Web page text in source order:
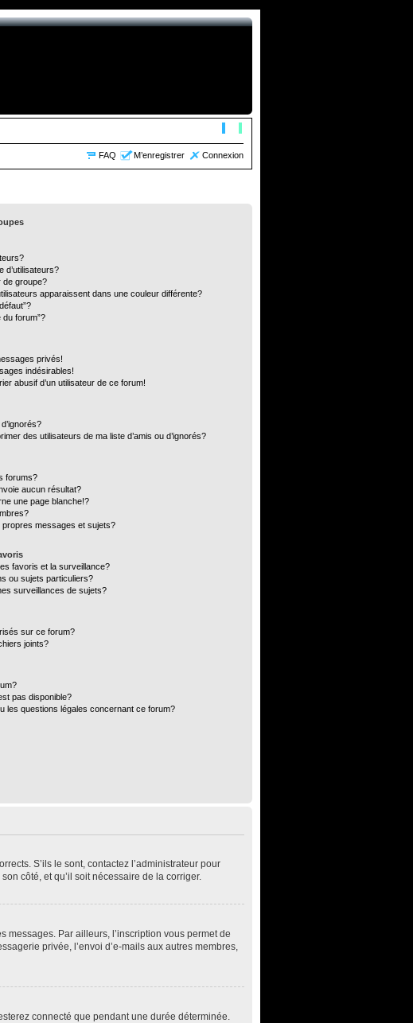
FAQ M’enregistrer Connexion
d’utilisateurs?
de groupe?
apparaissent dans une couleur différente?
du forum”?
privés!
indésirables!
abusif d’un utilisateur de ce forum!
des utilisateurs de ma liste d’amis ou d’ignorés?
forums?
aucun résultat?
une page blanche!?
messages et sujets?
favoris et la surveillance?
ou sujets particuliers?
surveillances de sujets?
sur ce forum?
joints?
pas disponible?
les questions légales concernant ce forum?
S’ils le sont, contactez l’administrateur pour
côté, et qu’il soit nécessaire de la corriger.
messages. Par ailleurs, l’inscription vous permet de
privée, l’envoi d’e-mails aux autres membres,
connecté que pendant une durée déterminée.